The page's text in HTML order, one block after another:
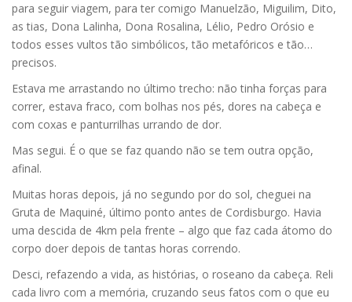
para seguir viagem, para ter comigo Manuelzão, Miguilim, Dito,
as tias, Dona Lalinha, Dona Rosalina, Lélio, Pedro Orósio e
todos esses vultos tão simbólicos, tão metafóricos e tão…
precisos.
Estava me arrastando no último trecho: não tinha forças para
correr, estava fraco, com bolhas nos pés, dores na cabeça e
com coxas e panturrilhas urrando de dor.
Mas segui. É o que se faz quando não se tem outra opção,
afinal.
Muitas horas depois, já no segundo por do sol, cheguei na
Gruta de Maquiné, último ponto antes de Cordisburgo. Havia
uma descida de 4km pela frente – algo que faz cada átomo do
corpo doer depois de tantas horas correndo.
Desci, refazendo a vida, as histórias, o roseano da cabeça. Reli
cada livro com a memória, cruzando seus fatos com o que eu